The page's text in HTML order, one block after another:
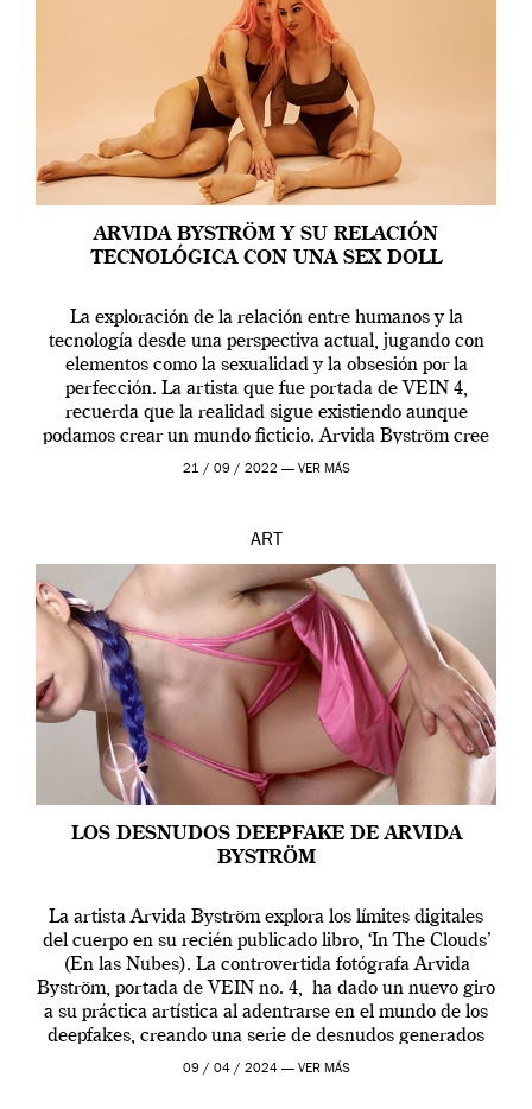
ARVIDA BYSTRÖM Y SU RELACIÓN
TECNOLÓGICA CON UNA SEX DOLL
La exploración de la relación entre humanos y la
tecnología desde una perspectiva actual, jugando con
elementos como la sexualidad y la obsesión por la
perfección. La artista que fue portada de VEIN 4,
recuerda que la realidad sigue existiendo aunque
podamos crear un mundo ficticio. Arvida Byström cree
que los humanos tienen un complejo […]
21 / 09 / 2022 — VER MÁS
ART
LOS DESNUDOS DEEPFAKE DE ARVIDA
BYSTRÖM
La artista Arvida Byström explora los límites digitales
del cuerpo en su recién publicado libro, ‘In The Clouds’
(En las Nubes). La controvertida fotógrafa Arvida
Byström, portada de VEIN no. 4, ha dado un nuevo giro
a su práctica artística al adentrarse en el mundo de los
deepfakes, creando una serie de desnudos generados
por […]
09 / 04 / 2024 — VER MÁS